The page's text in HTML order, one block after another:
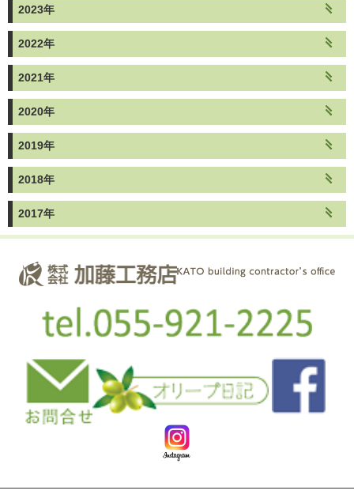
2023年
2022年
2021年
2020年
2019年
2018年
2017年